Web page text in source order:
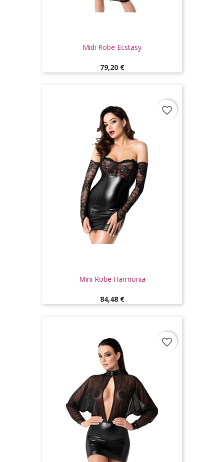
Midi Robe Ecstasy
Prix
79,20 €
Mini Robe Harmonia
Prix
84,48 €
favorite_border
favorite_border